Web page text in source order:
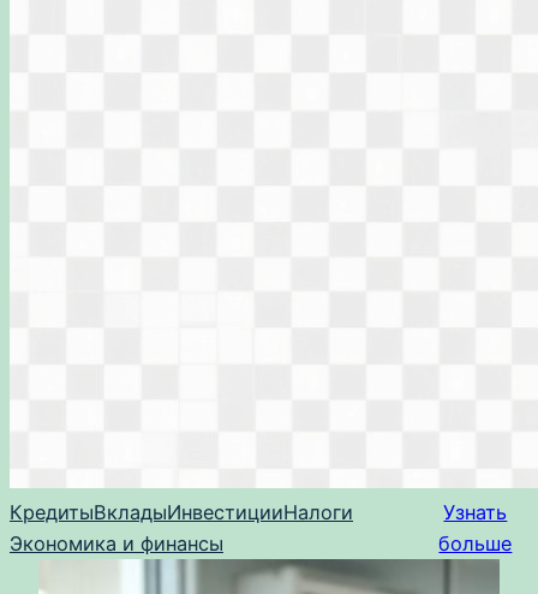
КредитыВкладыИнвестицииНалоги
Экономика и финансы
Узнать
больше